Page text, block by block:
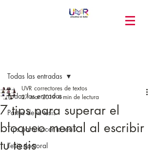
Todas las entradas
Partes de la tesis
Tips para hacer la tesis
Tesis doctoral
Todas las entradas
7 tips para superar el
bloqueo mental al escribir
tu tesis
UVR correctores de textos
27 mar 2019 4 min de lectura